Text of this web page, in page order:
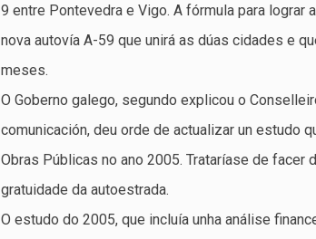
9 entre Pontevedra e Vigo. A fórmula para lograr
nova autovía A-59 que unirá as dúas cidades e
meses.
O Goberno galego, segundo explicou o
comunicación, deu orde de actualizar un estudo
Obras Públicas no ano 2005. Trataríase de facer
gratuidade da autoestrada.
O estudo do 2005, que incluía unha análise